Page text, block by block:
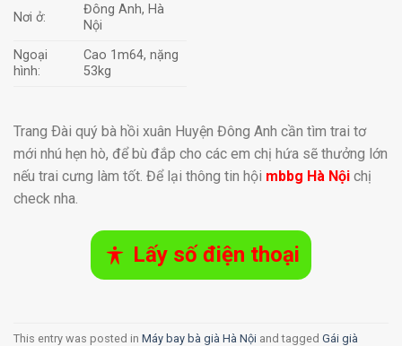
Nơi ở:
Đông Anh, Hà
Nội
Ngoại
hình:
Cao 1m64, nặng
53kg
Trang Ðài quý bà hồi xuân Huyện Đông Anh cần tìm trai tơ
mới nhú hẹn hò, để bù đắp cho các em chị hứa sẽ thưởng lớn
nếu trai cưng làm tốt. Để lại thông tin hội mbbg Hà Nội chị
check nha.
Lấy số điện thoại
This entry was posted in Máy bay bà già Hà Nội and tagged Gái già